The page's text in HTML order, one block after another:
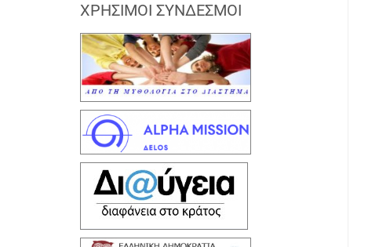
ΧΡΉΣΙΜΟΙ ΣΎΝΔΕΣΜΟΙ